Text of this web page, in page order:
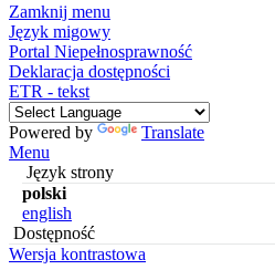
Zamknij menu
Język migowy
Portal Niepełnosprawność
Deklaracja dostępności
ETR - tekst
Powered by
Translate
Menu
Język strony
polski
english
Dostępność
Wersja kontrastowa